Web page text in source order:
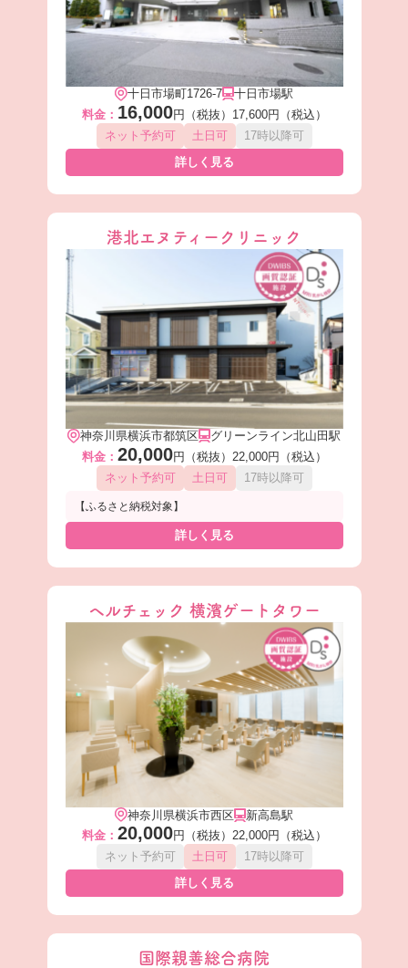
十日市場町1726-7
十日市場駅
料金： 16,000円（税抜） 17,600円（税込）
ネット予約可
土日可
17時以降可
詳しく見る
港北エヌティークリニック
神奈川県横浜市都筑区
グリーンライン北山田駅
料金： 20,000円（税抜） 22,000円（税込）
ネット予約可
土日可 17時以降可
【ふるさと納税対象】
詳しく見る
ヘルチェック 横濱ゲートタワー
神奈川県横浜市西区
新高島駅
料金： 20,000円（税抜） 22,000円（税込）
ネット予約可
土日可
17時以降可
詳しく見る
国際親善総合病院